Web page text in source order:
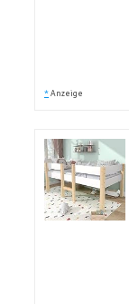
* Anzeige